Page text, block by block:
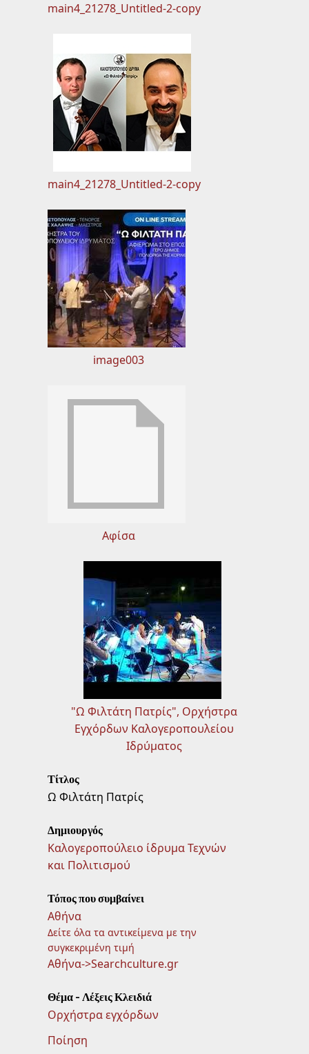
Τίτλος
Ω Φιλτάτη Πατρίς
Δημιουργός
Καλογεροπούλειο ίδρυμα Τεχνών
και Πολιτισμού
Τόπος που συμβαίνει
Αθήνα
Δείτε όλα τα αντικείμενα με την
συγκεκριμένη τιμή
Αθήνα->Searchculture.gr
Θέμα - Λέξεις Κλειδιά
Ορχήστρα εγχόρδων
Ποίηση
main4_21278_Untitled-2-copy
main4_21278_Untitled-2-copy
image003
Αφίσα
"Ω Φιλτάτη Πατρίς", Ορχήστρα
Εγχόρδων Καλογεροπουλείου
Ιδρύματος